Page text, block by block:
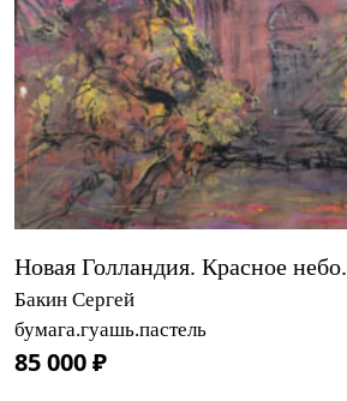
Новая Голландия. Красное небо.
Бакин Сергей
бумага.гуашь.пастель
85 000 ₽